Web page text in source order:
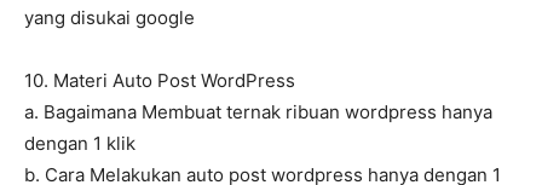
yang disukai google
10. Materi Auto Post WordPress
a. Bagaimana Membuat ternak ribuan wordpress hanya
dengan 1 klik
b. Cara Melakukan auto post wordpress hanya dengan 1